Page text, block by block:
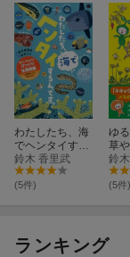
わたしたち、海
でヘンタイする
んです。
鈴木 香里武
(5件)
ゆ
草
よ
る
図鑑
鈴
(5件)
ランキング